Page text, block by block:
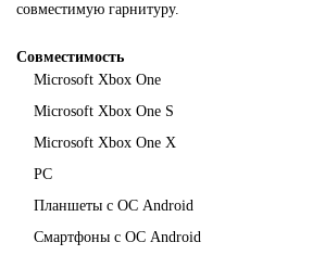
совместимую гарнитуру.
Совместимость
Microsoft Xbox One
Microsoft Xbox One S
Microsoft Xbox One X
PC
Планшеты с ОС Android
Смартфоны с ОС Android